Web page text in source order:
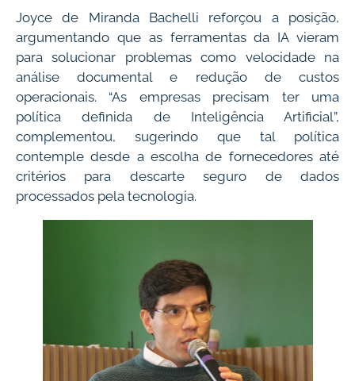
Joyce de Miranda Bachelli reforçou a posição,
argumentando que as ferramentas da IA vieram
para solucionar problemas como velocidade na
análise documental e redução de custos
operacionais. “As empresas precisam ter uma
política definida de Inteligência Artificial”,
complementou, sugerindo que tal política
contemple desde a escolha de fornecedores até
critérios para descarte seguro de dados
processados pela tecnologia.